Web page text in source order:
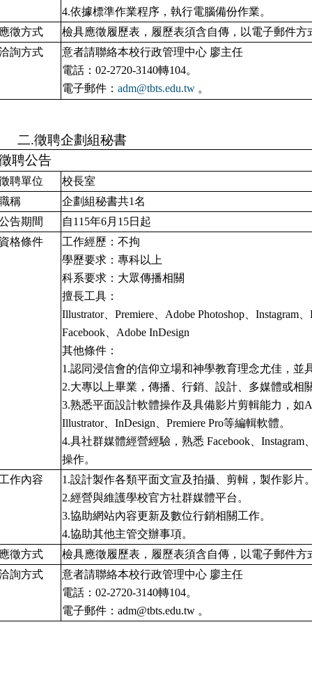
4.依據標準作業程序，執行電腦備份作業。
徵方式
檢具應徵履歷表，履歷表須含自傳，以電子郵件方
詢方式
意者請聯絡本校行政管理中心 廖主任
電話：02-2720-3140轉104。
電子郵件：adm@tbts.edu.tw 。
二.徵聘企劃組秘書
聘公告
聘單位
校長室
稱
企劃組秘書共1名
告期間
自115年6月15日起
格條件
工作經歷：不拘
學歷要求：專科以上
科系要求：大眾傳播相關
擅長工具：
Illustrator、Premiere、Adobe Photoshop、Instagram
Facebook、Adobe InDesign
其他條件：
1.認同浸信會的信仰立場和神學教育理念尤佳，並
2.大專以上畢業，傳播、行銷、設計、多媒體或相
3.熟悉平面設計軟體操作及具備影片剪輯能力，如
Illustrator、InDesign、Premiere Pro等編輯軟體。
4.具社群媒體經營經驗，熟悉 Facebook、Instagram
操作。
作內容
1.設計製作各類平面文宣及拍攝、剪輯，製作影片
2.經營與維護學校官方社群媒體平台。
3.協助網站內容更新及數位行銷相關工作。
4.協助其他主管交辦事項。
徵方式
檢具應徵履歷表，履歷表須含自傳，以電子郵件方
詢方式
意者請聯絡本校行政管理中心 廖主任
電話：02-2720-3140轉104。
電子郵件：adm@tbts.edu.tw 。